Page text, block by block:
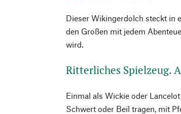
Dieser Wikingerdolch steckt in
den Großen mit jedem
wird.
Ritterliches Spielzeug.
Einmal als Wickie oder
Schwert oder Beil tragen, mit